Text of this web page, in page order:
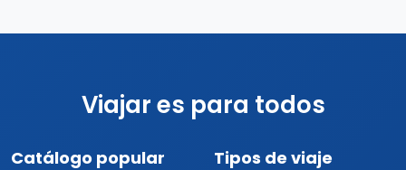
Viajar es para todos
Catálogo popular Tipos de viaje